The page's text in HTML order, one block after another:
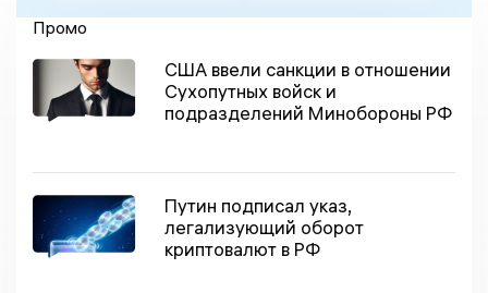
Промо
США ввели санкции в отношении
Сухопутных войск и
подразделений Минобороны РФ
Путин подписал указ,
легализующий оборот
криптовалют в РФ